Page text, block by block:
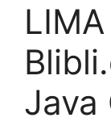
Java